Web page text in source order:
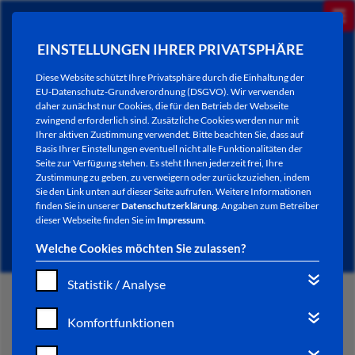
EINSTELLUNGEN IHRER PRIVATSPHÄRE
Diese Website schützt Ihre Privatsphäre durch die Einhaltung der
EU-Datenschutz-Grundverordnung (DSGVO). Wir verwenden
daher zunächst nur Cookies, die für den Betrieb der Webseite
zwingend erforderlich sind. Zusätzliche Cookies werden nur mit
Ihrer aktiven Zustimmung verwendet. Bitte beachten Sie, dass auf
Basis Ihrer Einstellungen eventuell nicht alle Funktionalitäten der
Seite zur Verfügung stehen. Es steht Ihnen jederzeit frei, Ihre
Zustimmung zu geben, zu verweigern oder zurückzuziehen, indem
Sie den Link unten auf dieser Seite aufrufen. Weitere Informationen
finden Sie in unsererDatenschutzerklärung. Angaben zum Betreiber
dieser Webseite finden Sie im Impressum.
Welche Cookies möchten Sie zulassen?
Statistik / Analyse
Komfortfunktionen
NEWSLETTER / CITY LETTER
START